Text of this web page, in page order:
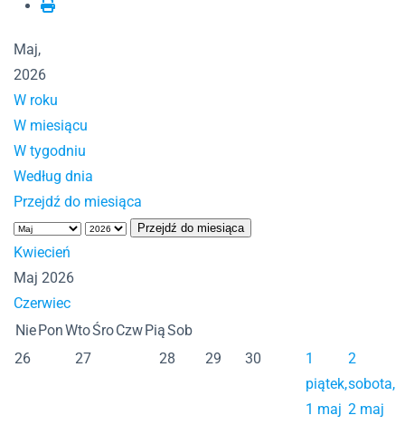
Maj,
2026
W roku
W miesiącu
W tygodniu
Według dnia
Przejdź do miesiąca
Przejdź do miesiąca
Kwiecień
Maj 2026
Czerwiec
NiePonWtoŚroCzwPiąSob
26
27 28 29 30
1
piątek,
1 maj
2
sobota,
2 maj